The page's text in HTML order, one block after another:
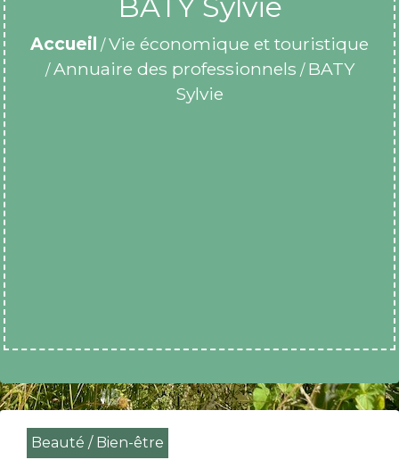
Accueil /Vie économique et touristique
/Annuaire des professionnels / BATY
Sylvie
Beauté / Bien-être